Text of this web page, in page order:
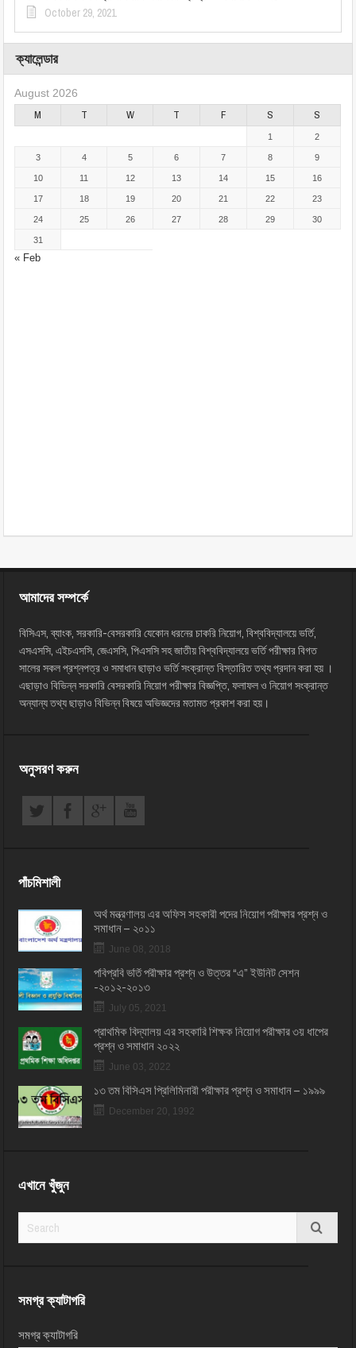
October 29, 2021
ক্যালেন্ডার
August 2026
M T W T F S S
« Feb
1 2
3 4 5 6 7 8 9
10 11 12 13 14 15 16
17 18 19 20 21 22 23
24 25 26 27 28 29 30
31
আমাদের সম্পর্কে
বিসিএস, ব্যাংক, সরকারি-বেসরকারি যেকোন ধরনের চাকরি নিয়োগ, বিশ্ববিদ্যালয়ে ভর্তি,
এসএসসি, এইচএসসি, জেএসসি, পিএসসি সহ জাতীয় বিশ্ববিদ্যালয়ে ভর্তি পরীক্ষার বিগত
সালের সকল প্রশ্নপত্র ও সমাধান ছাড়াও ভর্তি সংক্রান্ত বিস্তারিত তথ্য প্রদান করা হয় ।
এছাড়াও বিভিন্ন সরকারি বেসরকারি নিয়োগ পরীক্ষার বিজ্ঞপ্তি, ফলাফল ও নিয়োগ সংক্রান্ত
অন্যান্য তথ্য ছাড়াও বিভিন্ন বিষয়ে অভিজ্ঞদের মতামত প্রকাশ করা হয়।
অনুসরণ করুন
পাঁচমিশালী
অর্থ মন্ত্রণালয় এর অফিস সহকারী পদের নিয়োগ পরীক্ষার প্রশ্ন ও
সমাধান – ২০১১
June 08, 2018
পবিপ্রবি ভর্তি পরীক্ষার প্রশ্ন ও উত্তর “এ” ইউনিট সেশন
-২০১২-২০১৩
July 05, 2021
প্রাথমিক বিদ্যালয় এর সহকারি শিক্ষক নিয়োগ পরীক্ষার ৩য় ধাপের
প্রশ্ন ও সমাধান ২০২২
June 03, 2022
১৩ তম বিসিএস প্রি‌লি‌মিনারী পরীক্ষার প্রশ্ন ও সমাধান – ১৯৯৯
December 20, 1992
এখানে খুঁজুন
সমগ্র ক্যাটাগরি
সমগ্র ক্যাটাগরি